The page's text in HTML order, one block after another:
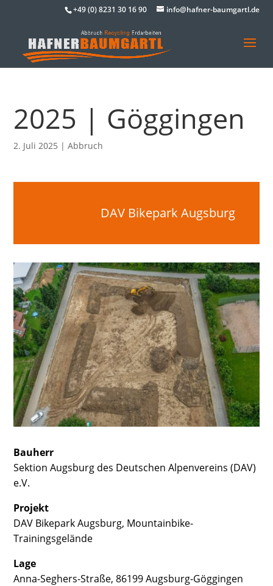
+49 (0) 8231 30 16 90 info@hafner-baumgartl.de
2025 | Göggingen
2. Juli 2025 |Abbruch
DAV Bikepark Augsburg
Bauherr
Sektion Augsburg des Deutschen Alpenvereins (DAV)
e.V.
Projekt
DAV Bikepark Augsburg, Mountainbike-
Trainingsgelände
Lage
Anna-Seghers-Straße, 86199 Augsburg-Göggingen